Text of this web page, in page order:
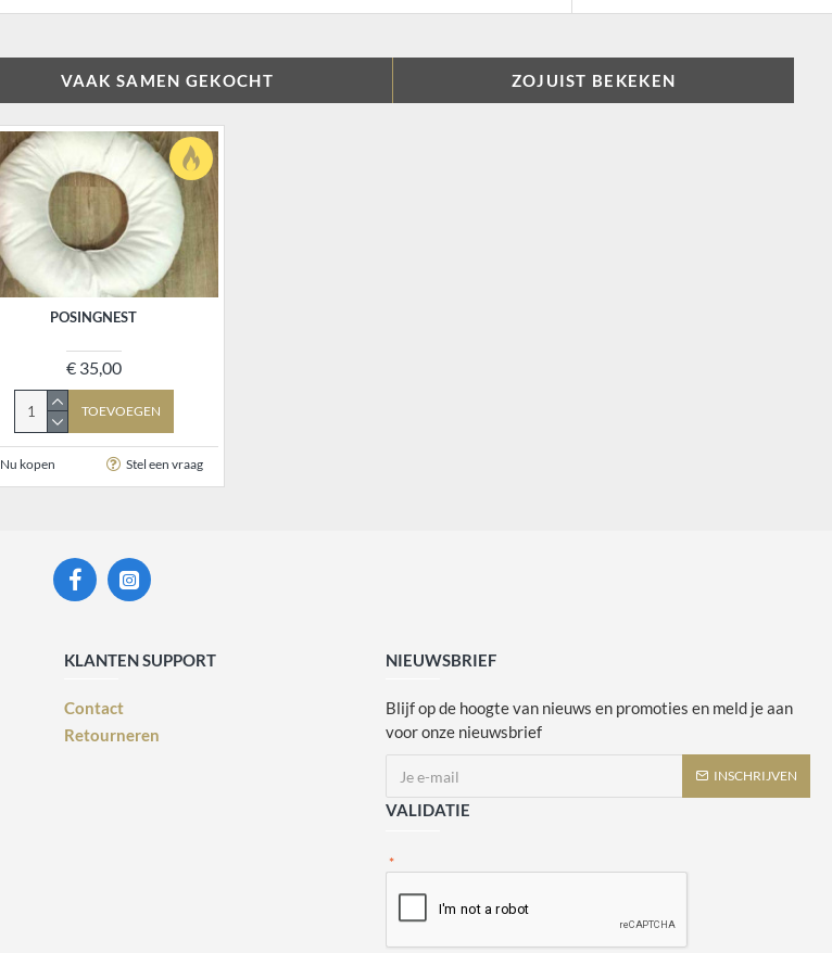
VAAK SAMEN GEKOCHT ZOJUIST BEKEKEN
POSINGNEST
€ 35,00
TOEVOEGEN
Nu kopen Stel een vraag
KLANTEN SUPPORT
Contact
Retourneren
NIEUWSBRIEF
Blijf op de hoogte van nieuws en promoties en meld je aan
voor onze nieuwsbrief
INSCHRIJVEN
VALIDATIE